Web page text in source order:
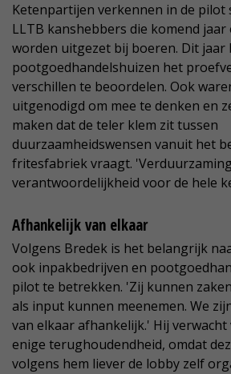
Ketenpartijen verkennen in de pilot
LLTB kanshebbers die komend
worden uitgezet bij boeren. Dit jaar
pootgoedhandelshuizen het
verschillen te beoordelen. Ook
uitgenodigd om mee te denken en
maken dat de teler klem zit tussen
duurzaamheidswensen vanuit het
fritesfabriek vraagt.
verantwoordelijkheid voor de hele
Afhankelijk van elkaar
Volgens Bredek is het belangrijk
ook inpakbedrijven en
pilot te betrekken. 'Zij kunnen
als input kunnen meenemen. We
van elkaar afhankelijk.' Hij
enige terughoudendheid, omdat
volgens hem liever de lobby zelf